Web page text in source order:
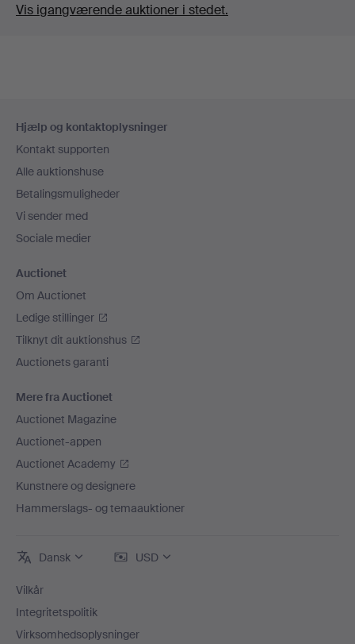
Vis igangværende auktioner i stedet.
Hjælp og kontaktoplysninger
Kontakt supporten
Alle auktionshuse
Betalingsmuligheder
Vi sender med
Sociale medier
Auctionet
Om Auctionet
Ledige stillinger
Tilknyt dit auktionshus
Auctionets garanti
Mere fra Auctionet
Auctionet Magazine
Auctionet-appen
Auctionet Academy
Kunstnere og designere
Hammerslags- og temaauktioner
Dansk USD
Vilkår
Integritetspolitik
Virksomhedsoplysninger